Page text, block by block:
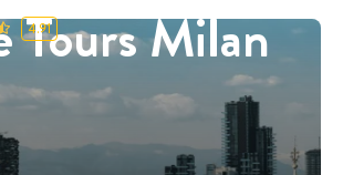
Tours Milan
4.91